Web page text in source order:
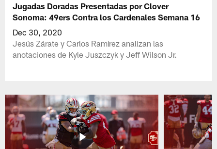
Jugadas Doradas Presentadas por Clover
Sonoma: 49ers Contra los Cardenales Semana 16
Dec 30, 2020
Jesús Zárate y Carlos Ramírez analizan las
anotaciones de Kyle Juszczyk y Jeff Wilson Jr.